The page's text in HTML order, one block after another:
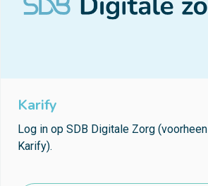
Karify
Log in op SDB Digitale Zorg (voorheen
Karify).